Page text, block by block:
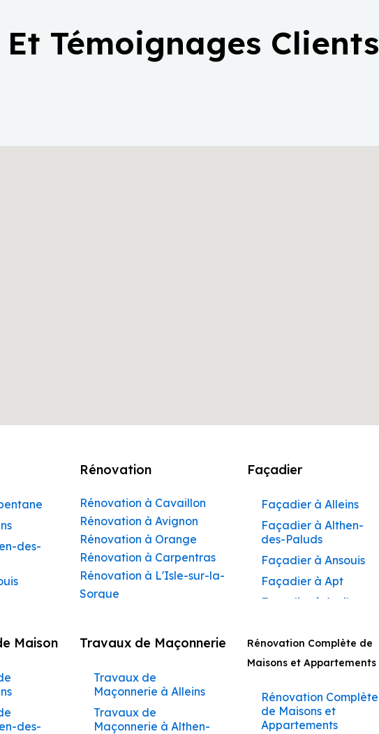
Et Témoignages Clients
des-
Rénovation
Rénovation à Cavaillon
Rénovation à Avignon
Rénovation à Orange
Rénovation à Carpentras
Rénovation à L'Isle-sur-la-
Sorgue
Rénovation à Sorgues
Rénovation à Vaison-la-
Romaine
Rénovation à Bollène
Façadier
Façadier à Alleins
Façadier à Althen-
des-Paluds
Façadier à Ansouis
Façadier à Apt
Façadier à Auribeau
Façadier à
AvignonFaçadier à
Barbentane
Façadier à
Beaumettes
Maison
des-
Travaux de Maçonnerie
Travaux de
Maçonnerie à Alleins
Travaux de
Maçonnerie à Althen-
Rénovation Complète de
Maisons et Appartements
Rénovation Complète
de Maisons et
Appartements